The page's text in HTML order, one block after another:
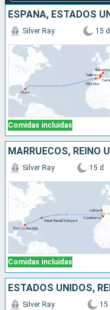
ESPAÑA, ESTADOS
Comidas incluidas
Silver Ray 15 d
Comidas incluidas
Silver Ray 15 d
Silver Ray 15